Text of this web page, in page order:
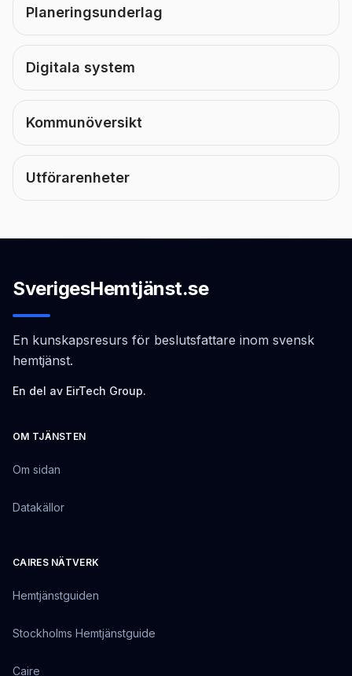
Planeringsunderlag
Digitala system
Kommunöversikt
Utförarenheter
SverigesHemtjänst.se
En kunskapsresurs för beslutsfattare inom svensk
hemtjänst.
En del av EirTech Group.
OM TJÄNSTEN
Om sidan
Datakällor
CAIRES NÄTVERK
Hemtjänstguiden
Stockholms Hemtjänstguide
Caire